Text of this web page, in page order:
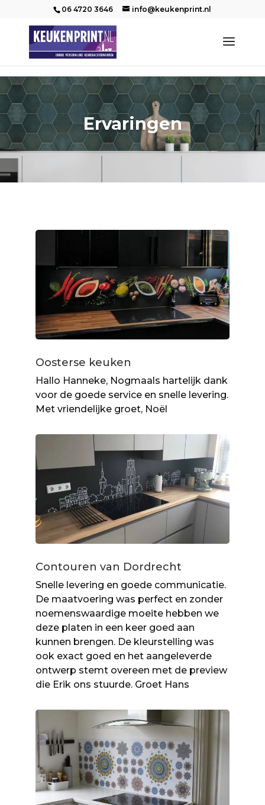
06 4720 3646 info@keukenprint.nl
Ervaringen
Oosterse keuken
Hallo Hanneke, Nogmaals hartelijk dank
voor de goede service en snelle levering.
Met vriendelijke groet, Noël
Contouren van Dordrecht
Snelle levering en goede communicatie.
De maatvoering was perfect en zonder
noemenswaardige moeite hebben we
deze platen in een keer goed aan
kunnen brengen. De kleurstelling was
ook exact goed en het aangeleverde
ontwerp stemt overeen met de preview
die Erik ons stuurde. Groet Hans